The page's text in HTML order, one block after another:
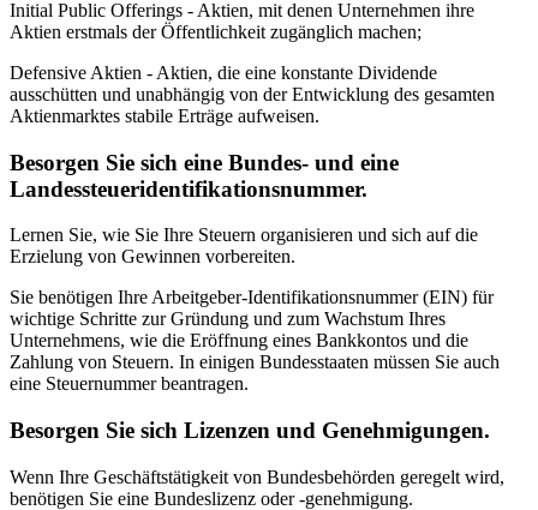
Initial Public Offerings - Aktien, mit denen Unternehmen ihre
Aktien erstmals der Öffentlichkeit zugänglich machen;
Defensive Aktien - Aktien, die eine konstante Dividende
ausschütten und unabhängig von der Entwicklung des gesamten
Aktienmarktes stabile Erträge aufweisen.
Besorgen Sie sich eine Bundes- und eine
Landessteueridentifikationsnummer.
Lernen Sie, wie Sie Ihre Steuern organisieren und sich auf die
Erzielung von Gewinnen vorbereiten.
Sie benötigen Ihre Arbeitgeber-Identifikationsnummer (EIN) für
wichtige Schritte zur Gründung und zum Wachstum Ihres
Unternehmens, wie die Eröffnung eines Bankkontos und die
Zahlung von Steuern. In einigen Bundesstaaten müssen Sie auch
eine Steuernummer beantragen.
Besorgen Sie sich Lizenzen und Genehmigungen.
Wenn Ihre Geschäftstätigkeit von Bundesbehörden geregelt wird,
benötigen Sie eine Bundeslizenz oder -genehmigung.